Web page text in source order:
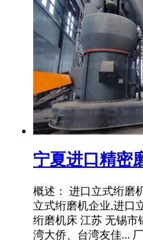
宁夏进口精密
概述： 进口立式绗磨
立式绗磨机企业,进口
绗磨机床 江苏 无锡市
湾大侨、台湾友佳...